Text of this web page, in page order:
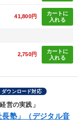
41,800円
カートに
入れる
2,750円
カートに
入れる
ダウンロード対応
営の実践」
長塾」（デジタル音